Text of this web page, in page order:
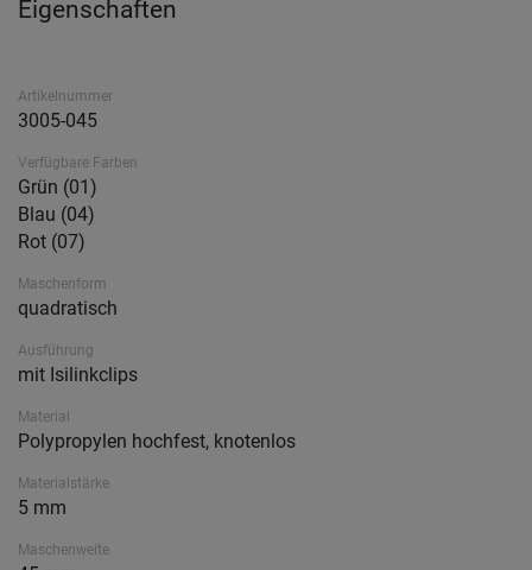
Eigenschaften
Artikelnummer
3005-045
Verfügbare Farben
Grün (01)
Blau (04)
Rot (07)
Maschenform
quadratisch
Ausführung
mit Isilinkclips
Material
Polypropylen hochfest, knotenlos
Materialstärke
5 mm
Maschenweite